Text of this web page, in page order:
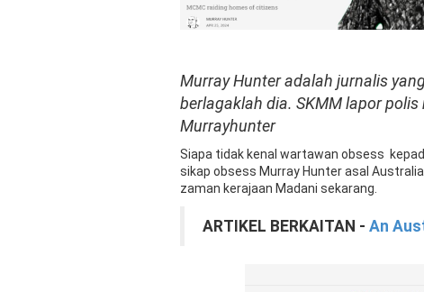
Murray Hunter adalah jurnalis
berlagaklah dia. SKMM lapor
Murrayhunter
Siapa tidak kenal wartawan obsess
sikap obsess Murray Hunter asal
zaman kerajaan Madani sekarang.
ARTIKEL BERKAITAN - An